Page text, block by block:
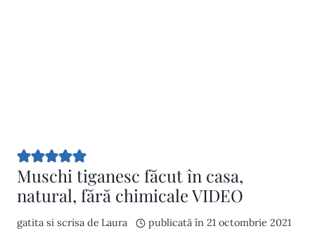
Muschi tiganesc făcut în casa,
natural, fără chimicale VIDEO
gatita si scrisa de Laura publicată în 21 octombrie 2021